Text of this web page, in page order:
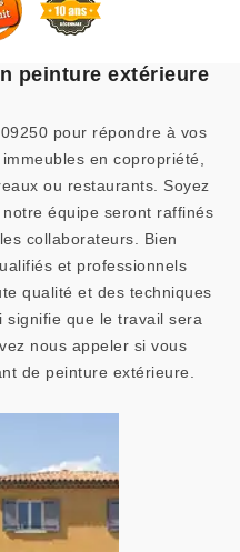
peinture extérieure
pour répondre à vos
en copropriété,
ou restaurants. Soyez
équipe seront raffinés
collaborateurs. Bien
et professionnels
qualité et des techniques
signifie que le travail sera
nous appeler si vous
de peinture extérieure.